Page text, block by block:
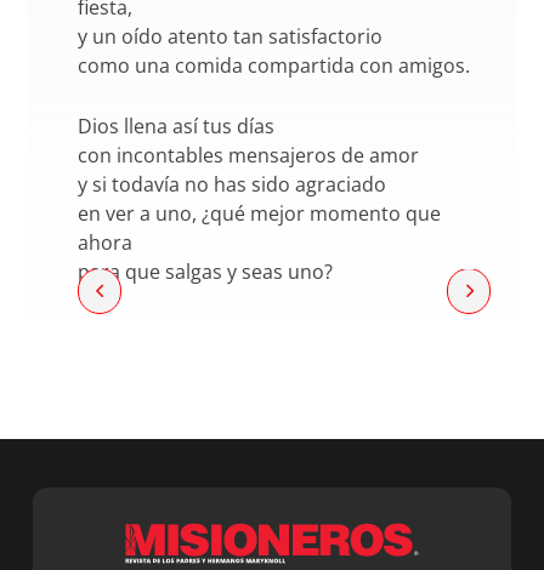
fiesta,
y un oído atento tan satisfactorio
como una comida compartida con amigos.
Dios llena así tus días
con incontables mensajeros de amor
y si todavía no has sido agraciado
en ver a uno, ¿qué mejor momento que
ahora
para que salgas y seas uno?